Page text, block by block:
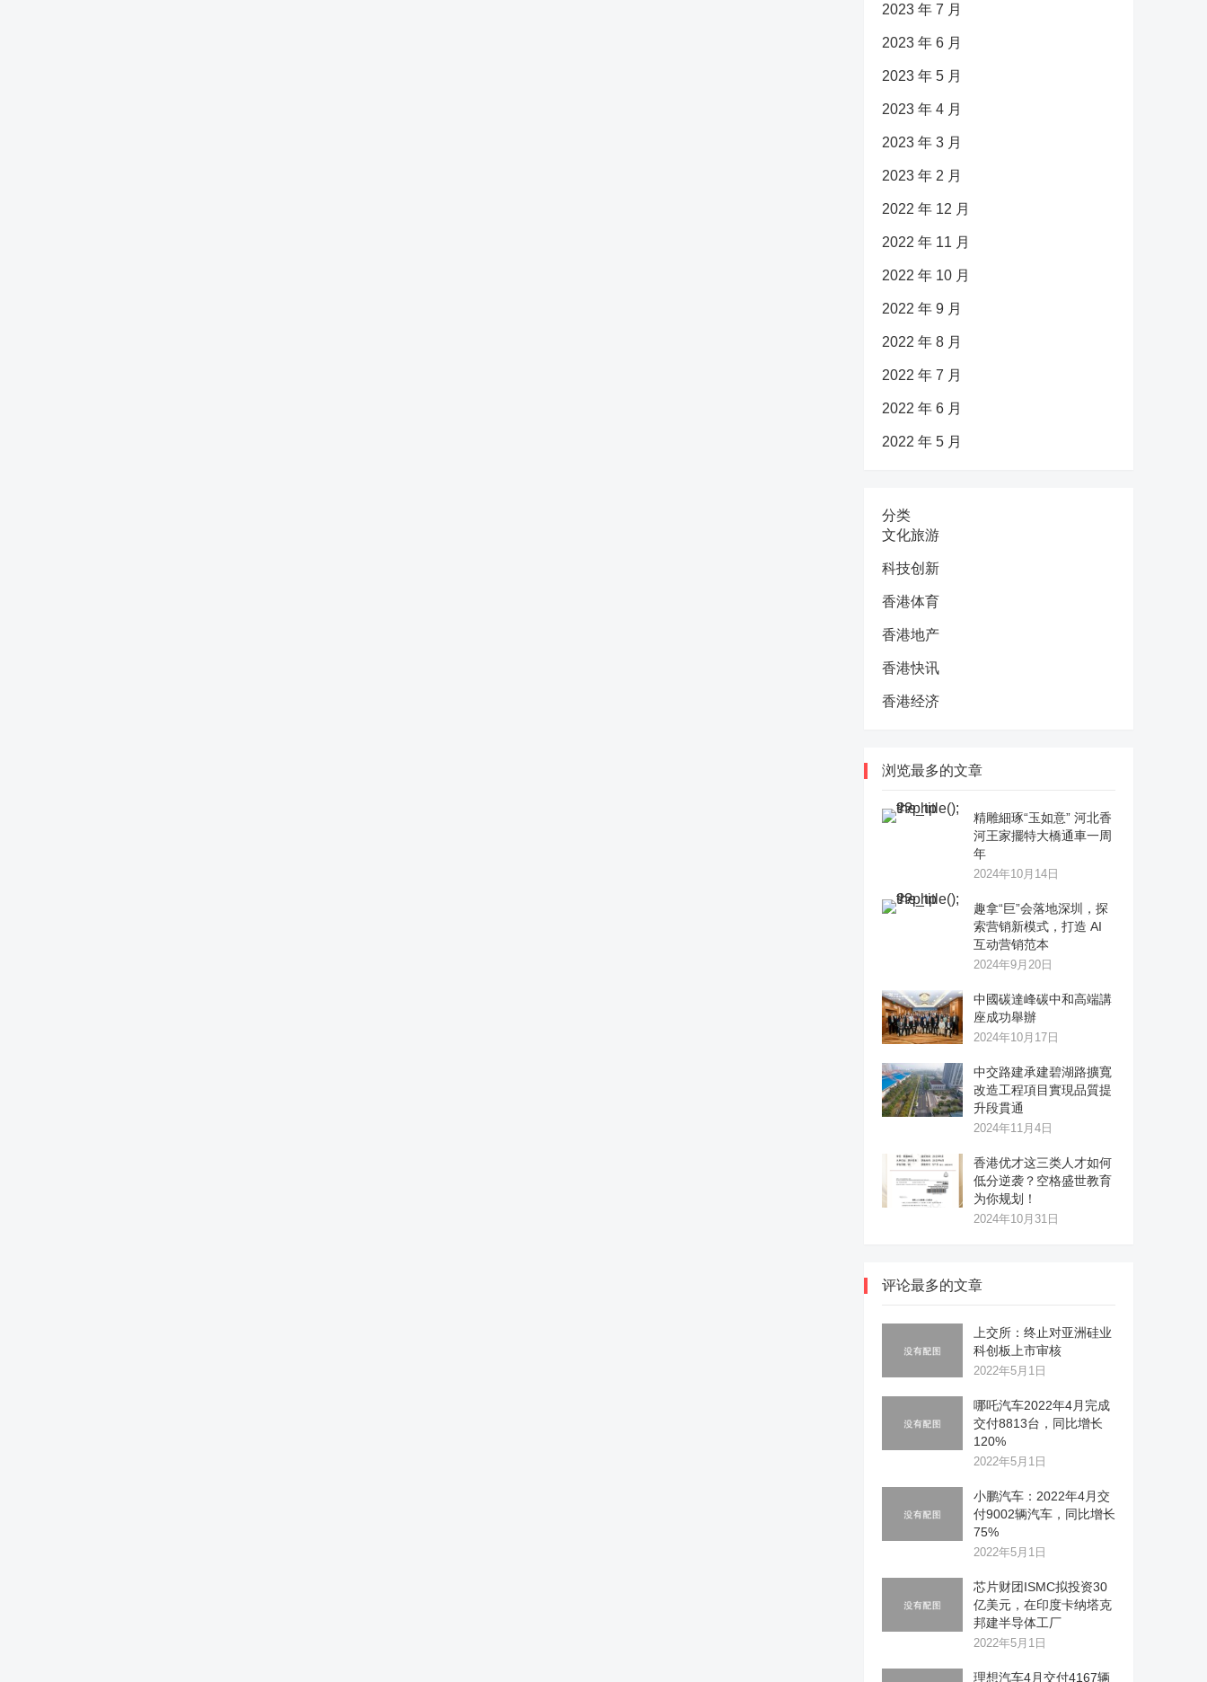
2023 年 7 月
2023 年 6 月
2023 年 5 月
2023 年 4 月
2023 年 3 月
2023 年 2 月
2022 年 12 月
2022 年 11 月
2022 年 10 月
2022 年 9 月
2022 年 8 月
2022 年 7 月
2022 年 6 月
2022 年 5 月
分类
文化旅游
科技创新
香港体育
香港地产
香港快讯
香港经济
浏览最多的文章
精雕細琢“玉如意” 河北香
河王家擺特大橋通車一周
年
2024年10月14日
趣拿“巨”会落地深圳，探
索营销新模式，打造 AI
互动营销范本
2024年9月20日
中國碳達峰碳中和高端講
座成功舉辦
2024年10月17日
中交路建承建碧湖路擴寬
改造工程項目實現品質提
升段貫通
2024年11月4日
香港优才这三类人才如何
低分逆袭？空格盛世教育
为你规划！
2024年10月31日
评论最多的文章
上交所：终止对亚洲硅业
科创板上市审核
2022年5月1日
哪吒汽车2022年4月完成
交付8813台，同比增长
120%
2022年5月1日
小鹏汽车：2022年4月交
付9002辆汽车，同比增长
75%
2022年5月1日
芯片财团ISMC拟投资30
亿美元，在印度卡纳塔克
邦建半导体工厂
2022年5月1日
理想汽车4月交付4167辆